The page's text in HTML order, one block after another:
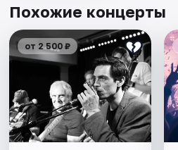
Похожие концерты
от 2 500 ₽